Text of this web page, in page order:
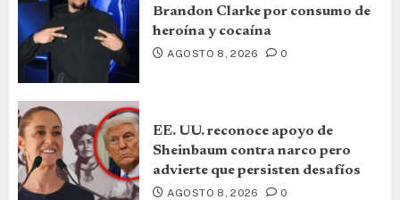
Brandon Clarke por consumo de
heroína y cocaína
AGOSTO 8, 2026 0
EE. UU. reconoce apoyo de
Sheinbaum contra narco pero
advierte que persisten desafíos
AGOSTO 8, 2026 0